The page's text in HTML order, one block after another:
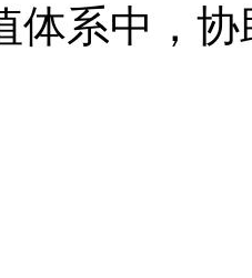
体系中，